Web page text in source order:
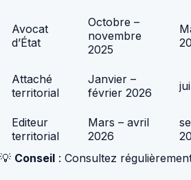
Avocat
d’État
Octobre –
novembre
2025
Attaché
territorial
Janvier –
février 2026
Editeur
territorial
Mars – avril
2026
💡 Conseil : Consultez